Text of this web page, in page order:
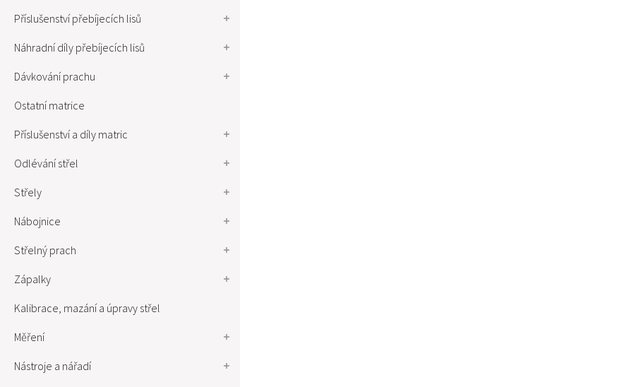
Příslušenství přebíjecích lisů
Náhradní díly přebíjecích lisů
Dávkování prachu
Ostatní matrice
Příslušenství a díly matric
Odlévání střel
Střely
Nábojnice
Střelný prach
Zápalky
Kalibrace, mazání a úpravy střel
Měření
Nástroje a nářadí